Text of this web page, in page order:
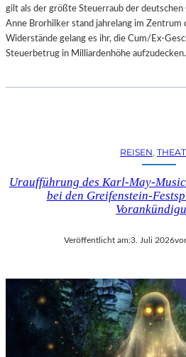
gilt als der größte Steuerraub der deutschen
Anne Brorhilker stand jahrelang im
Widerstände gelang es ihr, die Cum/Ex-
Steuerbetrug in Milliardenhöhe aufzudecken.
REISEN,
Uraufführung des Karl-May-
bei den Greifenstein-
Veröffentlicht am:3. Juli 2026